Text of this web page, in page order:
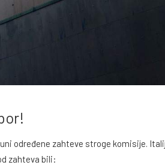
određene zahteve stroge komisije.
zahteva bili: